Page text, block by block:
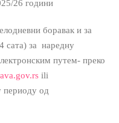
26 години
боравак и за
сата) за наредну
путем- преко
ili
периоду од